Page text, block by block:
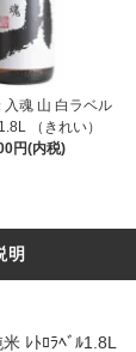
魂 山 白ラベル
（きれい）
円(内税)
明
ﾚﾄﾛﾗﾍﾞﾙ1.8L